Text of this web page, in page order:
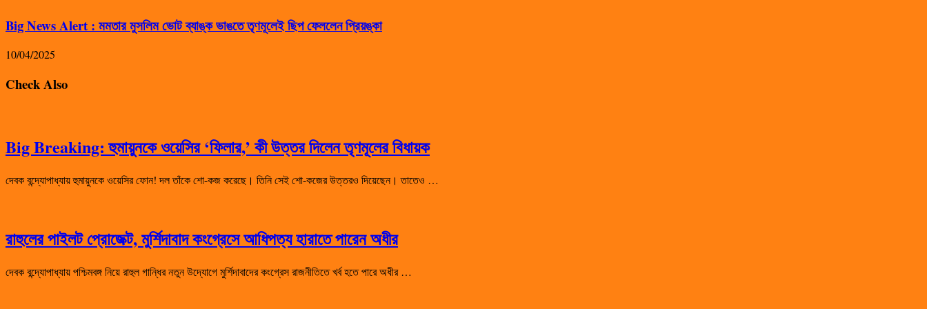
Big News Alert : মমতার মুসলিম ভোট ব্যাঙ্ক ভাঙতে তৃণমূলেই ছিপ ফেললেন প্রিয়ঙ্কা
10/04/2025
Check Also
Big Breaking: হুমায়ুনকে ওয়েসির ‘ফিলার,’ কী উত্তর দিলেন তৃণমূলের বিধায়ক
দেবক বন্দ্যোপাধ্যায় হুমায়ুনকে ওয়েসির ফোন! দল তাঁকে শো-কজ করেছে। তিনি সেই শো-কজের উত্তরও দিয়েছেন। তাতেও …
রাহুলের পাইলট প্রোজেক্ট, মুর্শিদাবাদ কংগ্রেসে আধিপত্য হারাতে পারেন অধীর
দেবক বন্দ্যোপাধ্যায় পশ্চিমবঙ্গ নিয়ে রাহুল গান্ধির নতুন উদ্যোগে মুর্শিদাবাদের কংগ্রেস রাজনীতিতে খর্ব হতে পারে অধীর …